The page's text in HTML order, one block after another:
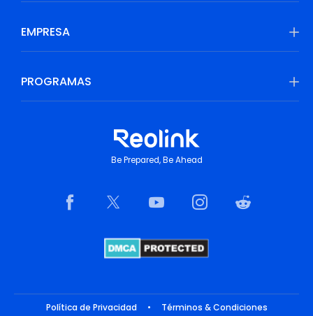
EMPRESA
PROGRAMAS
Be Prepared, Be Ahead
Política de Privacidad • Términos & Condiciones